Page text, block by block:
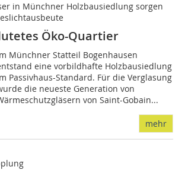
in Münchner Holzbausiedlung sorgen
Öko-Quartier
Münchner Statteil Bogenhausen
eine vorbildhafte Holzbausiedlung
Passivhaus-Standard. Für die Verglasung
die neueste Generation von
von Saint-Gobain...
mehr